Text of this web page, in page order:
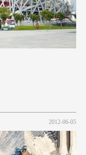
2012-06-05